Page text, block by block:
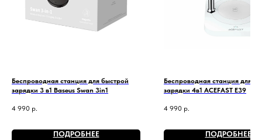
Беспроводная станция для быстрой
зарядки 3 в1 Baseus Swan 3in1
4 990 р.
ПОДРОБНЕЕ
Беспроводная станция для
зарядки 4в1 ACEFAST E39
4 990 р.
ПОДРОБНЕЕ